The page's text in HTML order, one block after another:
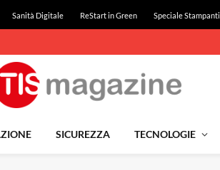
Sanità Digitale ReStart in Green Speciale Stampanti
SICUREZZA TECNOLOGIE